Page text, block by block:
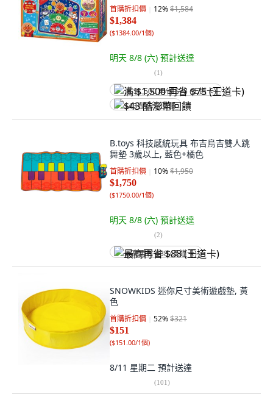
首購折扣價 12%$1,584
$1,384
($1384.00/1個)
明天 8/8 (六) 預計送達
(1)
满 $1,500 再省 $75 (王道卡)
$43 酷澎幣回饋
B.toys 科技感統玩具 布吉烏吉雙人跳
舞墊 3歲以上, 藍色+橘色
首購折扣價 10%$1,950
$1,750
($1750.00/1個)
明天 8/8 (六) 預計送達
(2)
最高再省 $88 (王道卡)
SNOWKIDS 迷你尺寸美術遊戲墊, 黃
色
首購折扣價 52%$321
$151
($151.00/1個)
8/11 星期二 預計送達
(101)